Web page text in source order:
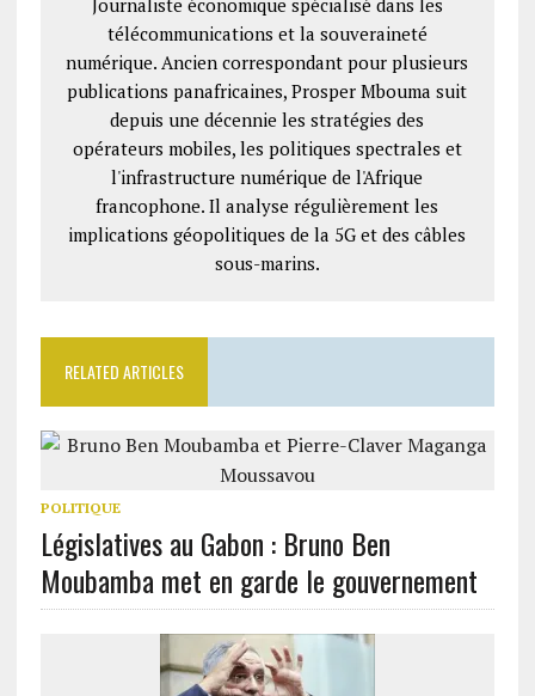
Journaliste économique spécialisé dans les
télécommunications et la souveraineté
numérique. Ancien correspondant pour plusieurs
publications panafricaines, Prosper Mbouma suit
depuis une décennie les stratégies des
opérateurs mobiles, les politiques spectrales et
l'infrastructure numérique de l'Afrique
francophone. Il analyse régulièrement les
implications géopolitiques de la 5G et des câbles
sous-marins.
RELATED ARTICLES
POLITIQUE
Législatives au Gabon : Bruno Ben
Moubamba met en garde le gouvernement